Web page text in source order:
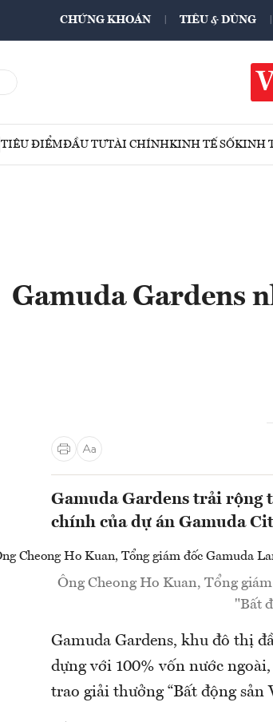
CHỨNG KHOÁN TIÊU & DÙNG
TIÊU ĐIỂMĐẦU TƯTÀI CHÍNHKINH TẾ SỐKINH
Gamuda Gardens
Gamuda Gardens trải rộng
chính của dự án Gamuda
Ông Cheong Ho Kuan, Tổng
"Bất
Gamuda Gardens, khu đô thị
dựng với 100% vốn nước
trao giải thưởng “Bất động sản